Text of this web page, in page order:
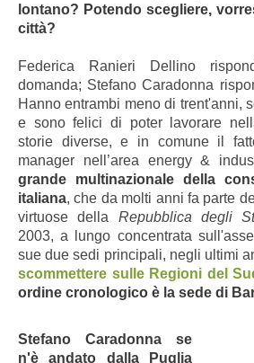
lontano? Potendo scegliere,
città?
Federica Ranieri Dellino
domanda; Stefano Caradonna
Hanno entrambi meno di trent'anni,
e sono felici di poter lavorare
storie diverse, e in comune il
manager nell’area energy &
grande multinazionale della
italiana, che da molti anni fa parte
virtuose della Repubblica degli
2003, a lungo concentrata
sue due sedi principali, negli ultimi
scommettere sulle Regioni del
ordine cronologico è la sede di
Stefano Caradonna se
n'è andato dalla Puglia